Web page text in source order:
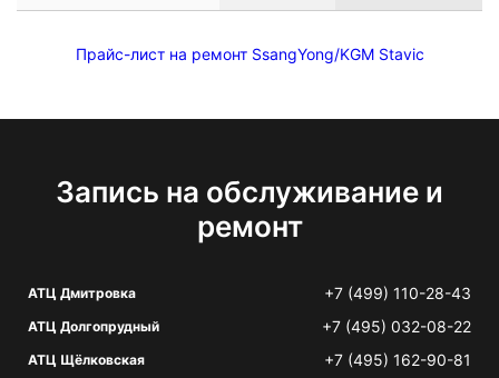
Прайс-лист на ремонт SsangYong/KGM Stavic
Запись на обслуживание и
ремонт
АТЦ Дмитровка +7 (499) 110-28-43
АТЦ Долгопрудный +7 (495) 032-08-22
АТЦ Щёлковская +7 (495) 162-90-81